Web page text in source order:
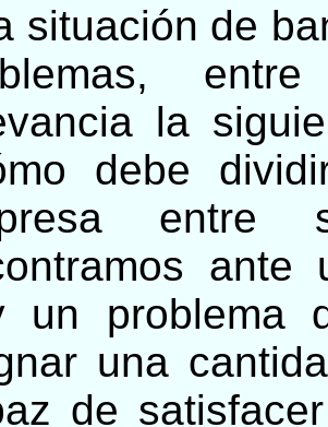
situación de
la
debe
entre
un problema
una
de